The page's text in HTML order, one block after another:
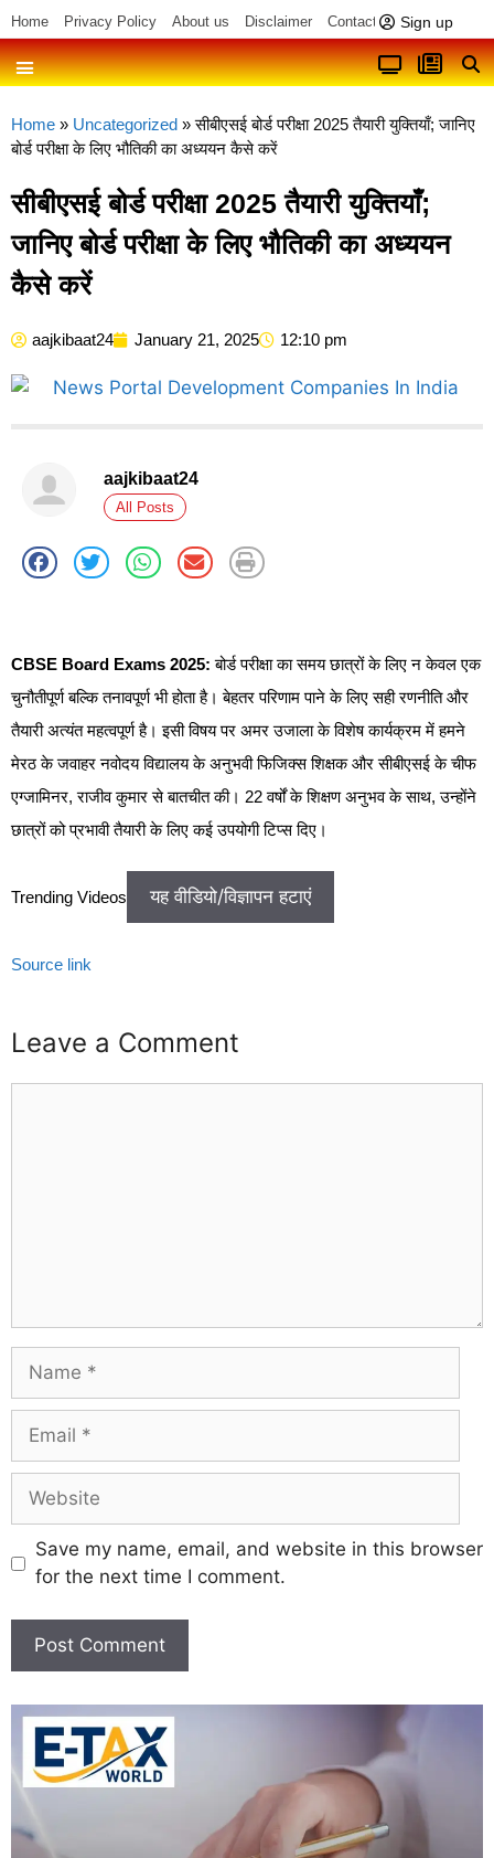
Home Privacy Policy About us Disclaimer Contact us Sign up
Home » Uncategorized »सीबीएसई बोर्ड परीक्षा 2025 तैयारी युक्तियाँ; जानिए
बोर्ड परीक्षा के लिए भौतिकी का अध्ययन कैसे करें
सीबीएसई बोर्ड परीक्षा 2025 तैयारी युक्तियाँ;
जानिए बोर्ड परीक्षा के लिए भौतिकी का अध्ययन
कैसे करें
aajkibaat24 January 21, 2025 12:10 pm
aajkibaat24
All Posts
CBSE Board Exams 2025: बोर्ड परीक्षा का समय छात्रों के लिए न केवल एक
चुनौतीपूर्ण बल्कि तनावपूर्ण भी होता है। बेहतर परिणाम पाने के लिए सही रणनीति और
तैयारी अत्यंत महत्वपूर्ण है। इसी विषय पर अमर उजाला के विशेष कार्यक्रम में हमने
मेरठ के जवाहर नवोदय विद्यालय के अनुभवी फिजिक्स शिक्षक और सीबीएसई के चीफ
एग्जामिनर, राजीव कुमार से बातचीत की। 22 वर्षों के शिक्षण अनुभव के साथ, उन्होंने
छात्रों को प्रभावी तैयारी के लिए कई उपयोगी टिप्स दिए।
Trending Videos यह वीडियो/विज्ञापन हटाएं
Source link
Leave a Comment
Save my name, email, and website in this browser
for the next time I comment.